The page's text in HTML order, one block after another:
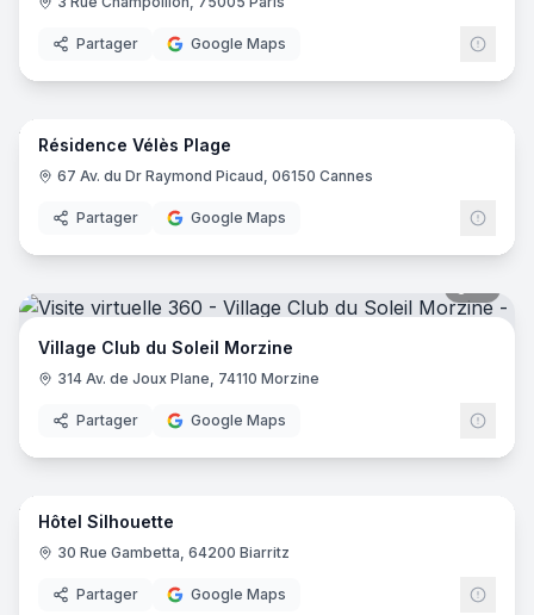
Partager Google Maps
14
Résidence Vélès Plage
67 Av. du Dr Raymond Picaud, 06150 Cannes
Partager Google Maps
Village Club du Soleil Morzine
314 Av. de Joux Plane, 74110 Morzine
Partager Google Maps
22
Hôtel Silhouette
30 Rue Gambetta, 64200 Biarritz
Partager Google Maps